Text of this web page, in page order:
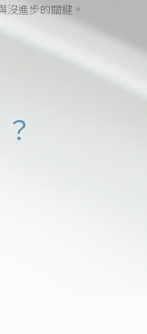
沒進步的關鍵。